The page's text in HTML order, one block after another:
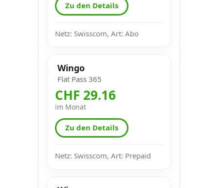
Zu den Details
Netz: Swisscom, Art: Abo
Wingo
Flat Pass 365
CHF 29.16
im Monat
Zu den Details
Netz: Swisscom, Art: Prepaid